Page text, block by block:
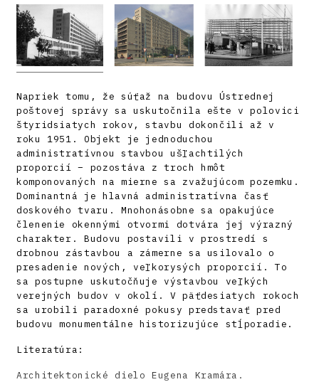
Napriek tomu, že súťaž na budovu Ústrednej
poštovej správy sa uskutočnila ešte v polovici
štyridsiatych rokov, stavbu dokončili až v
roku 1951. Objekt je jednoduchou
administratívnou stavbou ušľachtilých
proporcií – pozostáva z troch hmôt
komponovaných na mierne sa zvažujúcom pozemku.
Dominantná je hlavná administratívna časť
doskového tvaru. Mnohonásobne sa opakujúce
členenie okennými otvormi dotvára jej výrazný
charakter. Budovu postavili v prostredí s
drobnou zástavbou a zámerne sa usilovalo o
presadenie nových, veľkorysých proporcií. To
sa postupne uskutočňuje výstavbou veľkých
verejných budov v okolí. V päťdesiatych rokoch
sa urobili paradoxné pokusy predstavať pred
budovu monumentálne historizujúce stĺporadie.
Literatúra:
Architektonické dielo Eugena Kramára.